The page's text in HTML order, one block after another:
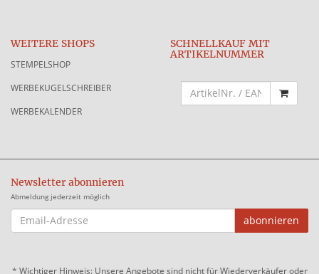
WEITERE SHOPS
STEMPELSHOP
WERBEKUGELSCHREIBER
WERBEKALENDER
SCHNELLKAUF MIT
ARTIKELNUMMER
Newsletter abonnieren
Abmeldung jederzeit möglich
EMAIL-
ADRESSE
abonnieren
* Wichtiger Hinweis: Unsere Angebote sind nicht für Wiederverkäufer oder